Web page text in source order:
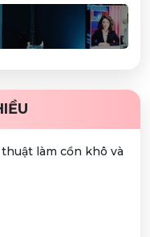
làm cồn khô và